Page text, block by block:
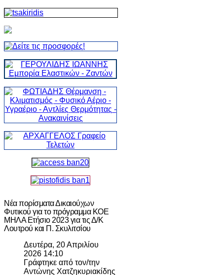
Νέα πορίσματα Δικαιούχων
Φυτικού για το πρόγραμμα ΚΟΕ
ΜΗΛΑ Ετήσιο 2023 για τις Δ/Κ
Λουτρού και Π. Σκυλιτσίου
Δευτέρα, 20 Απριλίου
2026 14:10
Γράφτηκε από τον/την
Αντώνης Χατζηκυριακίδης